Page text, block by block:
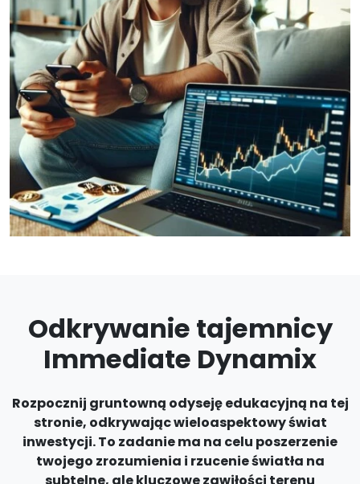
Odkrywanie tajemnicy
Immediate Dynamix
Rozpocznij gruntowną odyseję edukacyjną na tej
stronie, odkrywając wieloaspektowy świat
inwestycji. To zadanie ma na celu poszerzenie
twojego zrozumienia i rzucenie światła na